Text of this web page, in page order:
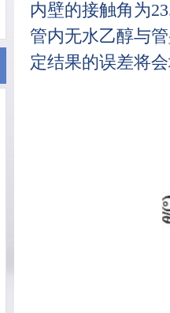
内壁的接触角为
管内无水乙醇与
定结果的误差将